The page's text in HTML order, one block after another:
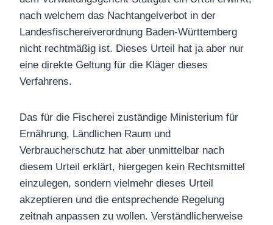
nach welchem das Nachtangelverbot in der
Landesfischereiverordnung Baden-Württemberg
nicht rechtmäßig ist. Dieses Urteil hat ja aber nur
eine direkte Geltung für die Kläger dieses
Verfahrens.
Das für die Fischerei zuständige Ministerium für
Ernährung, Ländlichen Raum und
Verbraucherschutz hat aber unmittelbar nach
diesem Urteil erklärt, hiergegen kein Rechtsmittel
einzulegen, sondern vielmehr dieses Urteil
akzeptieren und die entsprechende Regelung
zeitnah anpassen zu wollen. Verständlicherweise